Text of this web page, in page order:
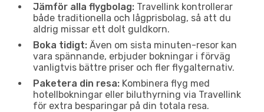
Jämför alla flygbolag: Travellink kontrollerar
både traditionella och lågprisbolag, så att du
aldrig missar ett dolt guldkorn.
Boka tidigt: Även om sista minuten-resor kan
vara spännande, erbjuder bokningar i förväg
vanligtvis bättre priser och fler flygalternativ.
Paketera din resa: Kombinera flyg med
hotellbokningar eller biluthyrning via Travellink
för extra besparingar på din totala resa.